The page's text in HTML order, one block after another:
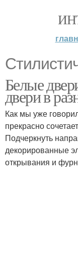
Белые
двери в
Как мы уже
прекрасно
Подчеркнуть
декорированные
открывания и